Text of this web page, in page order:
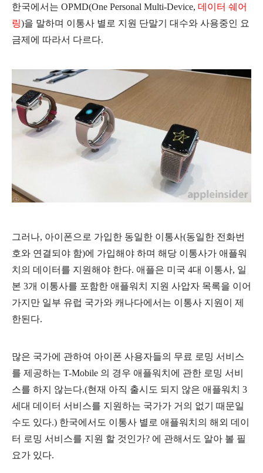
한국에서는 OPMD(One Personal Multi-Device, 데이터 쉐어
링)을 말하며 이통사 별로 지원 단말기 대수와 사용중인 요
금제에 따라서 다르다.
그러나, 아이폰으로 가입한 동일한 이통사(동일한 전화번
호와 연결되야 함)에 가입해야 하며 해당 이통사가 애플워
치의 데이터를 지원해야 한다. 애플은 미국 4대 이통사, 일
본 3개 이통사를 포함한 애플워치 지원 사압자 목록을 이어
가지만 일부 유럽 국가와 캐나다에서는 이통사 지원이 제
한된다.
많은 국가에 관하여 아이폰 사용자들의 무료 로밍 서비스
를 제공하는 T-Mobile 의 경우 애플워치에 관한 로밍 서비
스를 하지 않는다.(현재 아직 출시도 되지 않은 애플워치 3
세대 데이터 서비스를 지원하는 국가가 거의 없기 때문일
수도 있다.) 한국에서도 이통사 별로 애플워치의 해외 데이
터 로밍 서비스를 지원 할 것인가? 에 관해서도 알아 볼 필
요가 있다.